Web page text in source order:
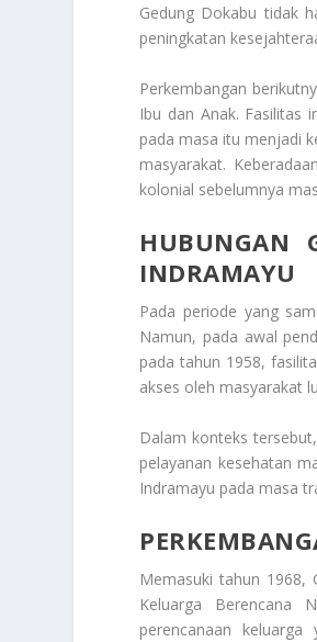
Gedung Dokabu tidak
peningkatan
Perkembangan
Ibu dan Anak. Fasilitas
pada masa itu menjadi
masyarakat.
kolonial sebelumnya
HUBUNGAN
INDRAMAYU
Pada periode yang
Namun, pada awal
pada tahun 1958,
akses oleh masyarakat
Dalam konteks
pelayanan kesehatan
Indramayu pada masa
Memasuki tahun 1968,
Keluarga Berencana
perencanaan